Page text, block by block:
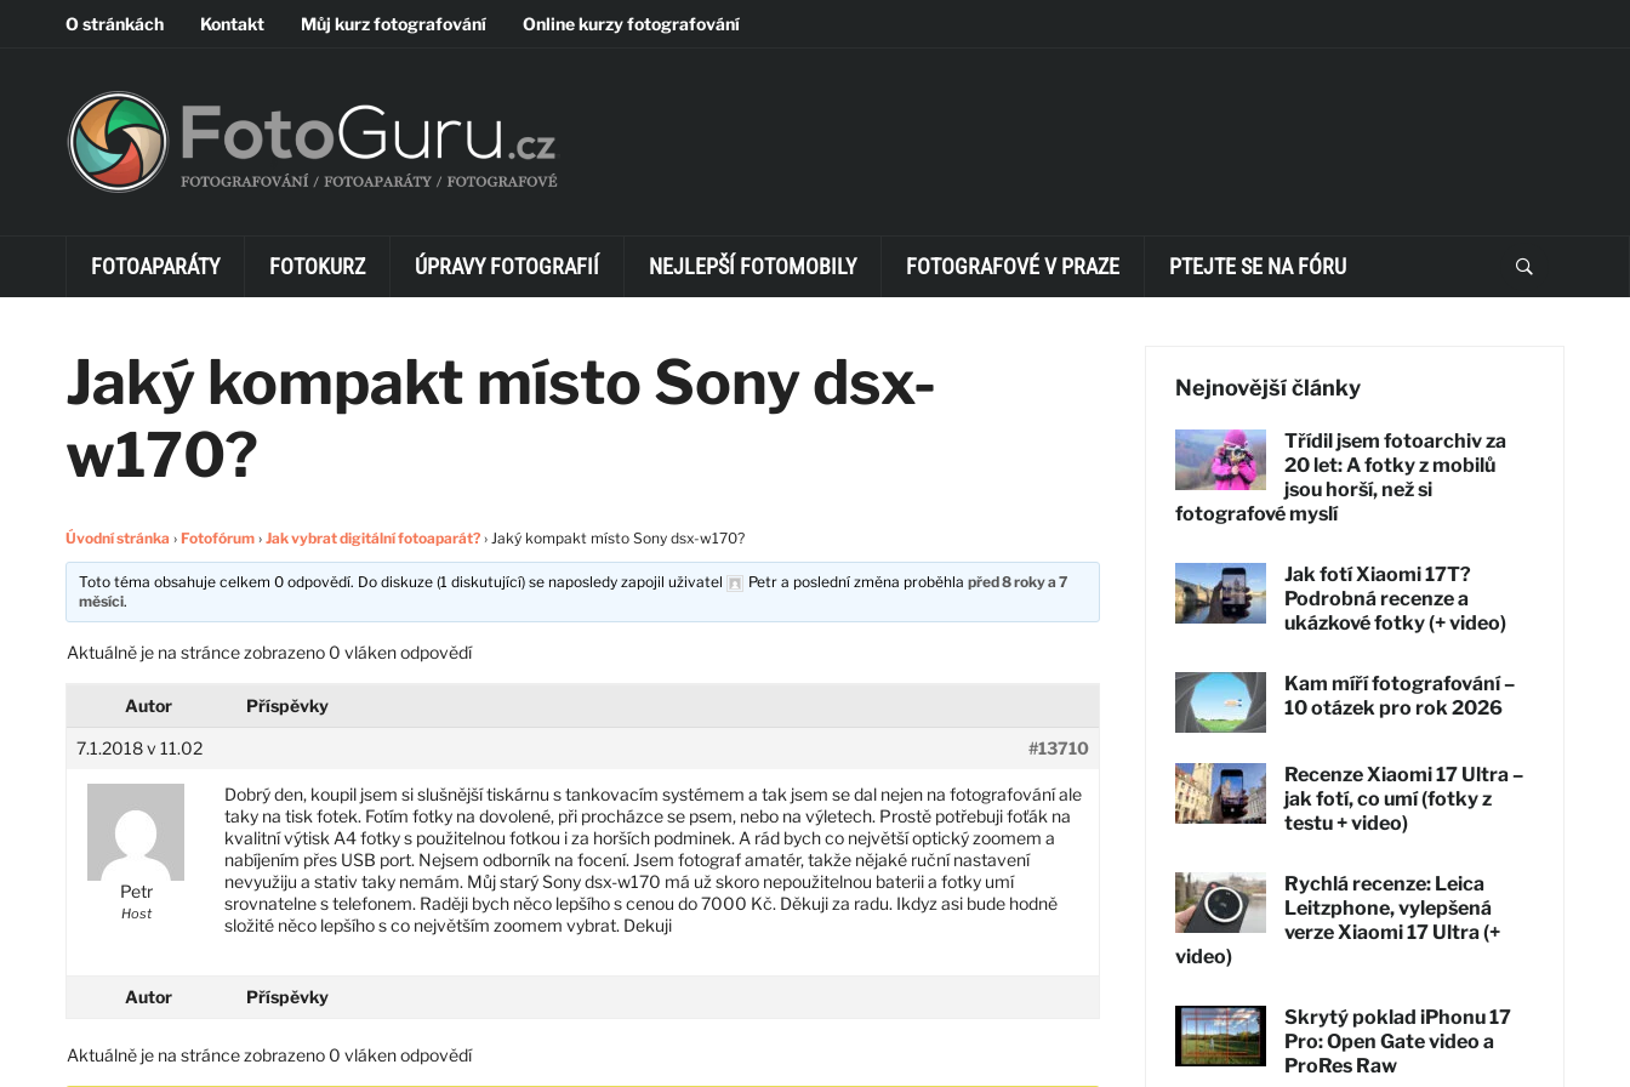
O stránkách Kontakt Můj kurz fotografování Online kurzy fotografování
FOTOAPARÁTY FOTOKURZ ÚPRAVY FOTOGRAFIÍ NEJLEPŠÍ FOTOMOBILY FOTOGRAFOVÉ V PRAZE PTEJTE SE NA FÓRU
Jaký kompakt místo Sony dsx-
w170?
Úvodní stránka › Fotofórum › Jak vybrat digitální fotoaparát? › Jaký kompakt místo Sony dsx-w170?
Toto téma obsahuje celkem 0 odpovědí. Do diskuze (1 diskutující) se naposledy zapojil uživatel Petr a poslední změna proběhlapřed 8 roky a 7
měsíci.
Aktuálně je na stránce zobrazeno 0 vláken odpovědí
Autor Příspěvky
7.1.2018 v 11.02 #13710
Petr
Host
Dobrý den, koupil jsem si slušnější tiskárnu s tankovacím systémem a tak jsem se dal nejen na fotografování ale
taky na tisk fotek. Fotím fotky na dovolené, při procházce se psem, nebo na výletech. Prostě potřebuji foťák na
kvalitní výtisk A4 fotky s použitelnou fotkou i za horších podminek. A rád bych co největší optický zoomem a
nabíjením přes USB port. Nejsem odborník na focení. Jsem fotograf amatér, takže nějaké ruční nastavení
nevyužiju a stativ taky nemám. Můj starý Sony dsx-w170 má už skoro nepoužitelnou baterii a fotky umí
srovnatelne s telefonem. Raději bych něco lepšího s cenou do 7000 Kč. Děkuji za radu. Ikdyz asi bude hodně
složité něco lepšího s co největším zoomem vybrat. Dekuji
Autor Příspěvky
Aktuálně je na stránce zobrazeno 0 vláken odpovědí
Nejnovější články
Třídil jsem fotoarchiv za
20 let: A fotky z mobilů
jsou horší, než si
fotografové myslí
Jak fotí Xiaomi 17T?
Podrobná recenze a
ukázkové fotky (+ video)
Kam míří fotografování –
10 otázek pro rok 2026
Recenze Xiaomi 17 Ultra –
jak fotí, co umí (fotky z
testu + video)
Rychlá recenze: Leica
Leitzphone, vylepšená
verze Xiaomi 17 Ultra (+
video)
Skrytý poklad iPhonu 17
Pro: Open Gate video a
ProRes Raw